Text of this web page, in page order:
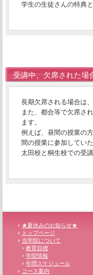
学生の生徒さんの特典
受講中、欠席された場
長期欠席される場合は
また、都合等で欠席さ
ます。
例えば、昼間の授業の
間の授業に参加してい
太田校と桐生校での受
★夏休みのお知らせ★
トップページ
当学院について
教育目標
学院情報
年間スケジュール
コース案内